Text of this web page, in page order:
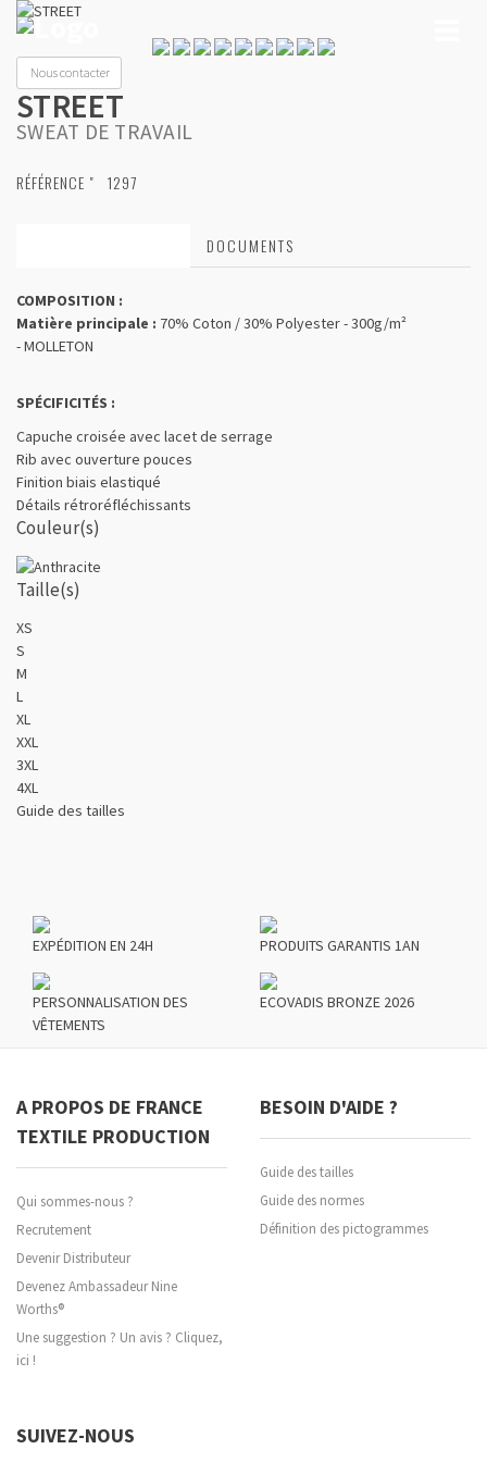
Nous contacter
STREET
SWEAT DE TRAVAIL
RÉFÉRENCE " 1297
DOCUMENTS
COMPOSITION :
Matière principale : 70% Coton / 30% Polyester - 300g/m²
- MOLLETON
SPÉCIFICITÉS :
Capuche croisée avec lacet de serrage
Rib avec ouverture pouces
Finition biais elastiqué
Détails rétroréfléchissants
Couleur(s)
Taille(s)
XS
S
M
L
XL
XXL
3XL
4XL
Guide des tailles
EXPÉDITION EN 24H PRODUITS GARANTIS 1AN
PERSONNALISATION DES
VÊTEMENTS
ECOVADIS BRONZE 2026
A PROPOS DE FRANCE
TEXTILE PRODUCTION
Qui sommes-nous ?
Recrutement
Devenir Distributeur
Devenez Ambassadeur Nine
Worths®
Une suggestion ? Un avis ? Cliquez,
ici !
BESOIN D'AIDE ?
Guide des tailles
Guide des normes
Définition des pictogrammes
SUIVEZ-NOUS